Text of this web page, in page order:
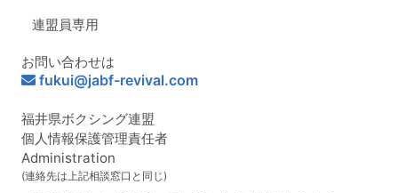
連盟員専用
お問い合わせは
fukui@jabf-revival.com
福井県ボクシング連盟
個人情報保護管理責任者
Administration
(連絡先は上記相談窓口と同じ)